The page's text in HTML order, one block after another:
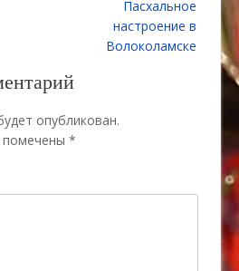
Пасхальное
настроение в
Волоколамске
опубликован.
*